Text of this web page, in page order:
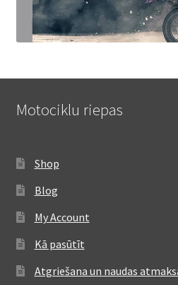
Motociklu riepas
Shop
Blog
My Account
Kā pasūtīt
Atgriešana un naudas